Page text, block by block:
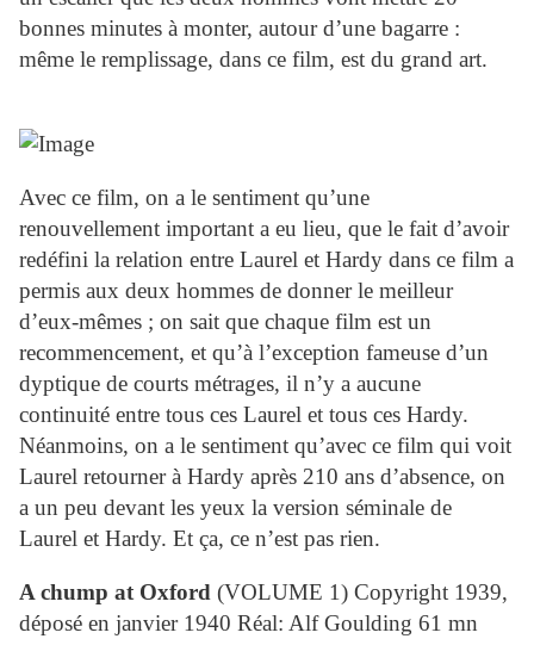
bonnes minutes à monter, autour d’une bagarre :
même le remplissage, dans ce film, est du grand art.
Avec ce film, on a le sentiment qu’une
renouvellement important a eu lieu, que le fait d’avoir
redéfini la relation entre Laurel et Hardy dans ce film a
permis aux deux hommes de donner le meilleur
d’eux-mêmes ; on sait que chaque film est un
recommencement, et qu’à l’exception fameuse d’un
dyptique de courts métrages, il n’y a aucune
continuité entre tous ces Laurel et tous ces Hardy.
Néanmoins, on a le sentiment qu’avec ce film qui voit
Laurel retourner à Hardy après 210 ans d’absence, on
a un peu devant les yeux la version séminale de
Laurel et Hardy. Et ça, ce n’est pas rien.
A chump at Oxford (VOLUME 1) Copyright 1939,
déposé en janvier 1940 Réal: Alf Goulding 61 mn